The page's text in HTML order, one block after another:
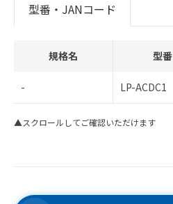
型番・JANコード
規格名 型番
- LP-ACDC1
▲スクロールしてご確認いただけます